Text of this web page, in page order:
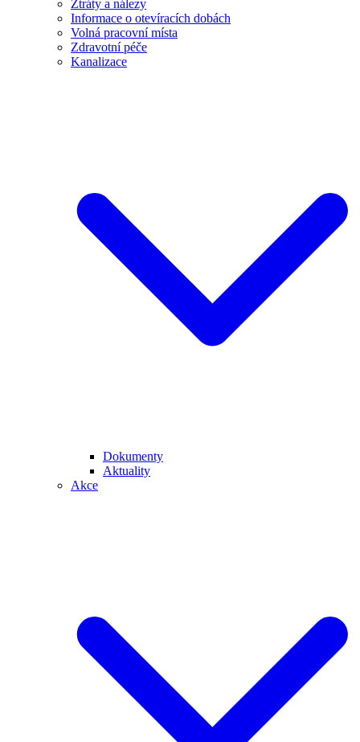
Ztráty a nálezy
Informace o otevíracích dobách
Volná pracovní místa
Zdravotní péče
Kanalizace
Dokumenty
Aktuality
Akce